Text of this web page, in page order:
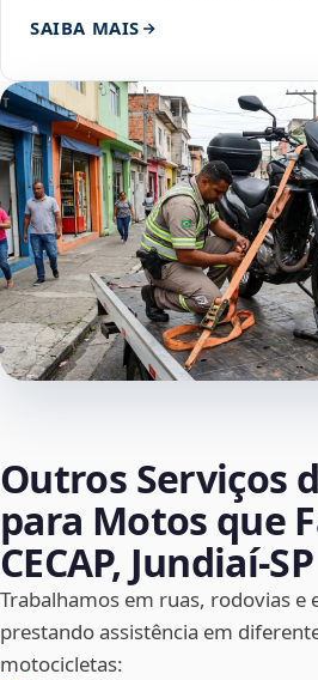
SAIBA MAIS
Outros Serviços
para Motos que
CECAP, Jundiaí‑SP
Trabalhamos em ruas, rodovias e
prestando assistência em
motocicletas: